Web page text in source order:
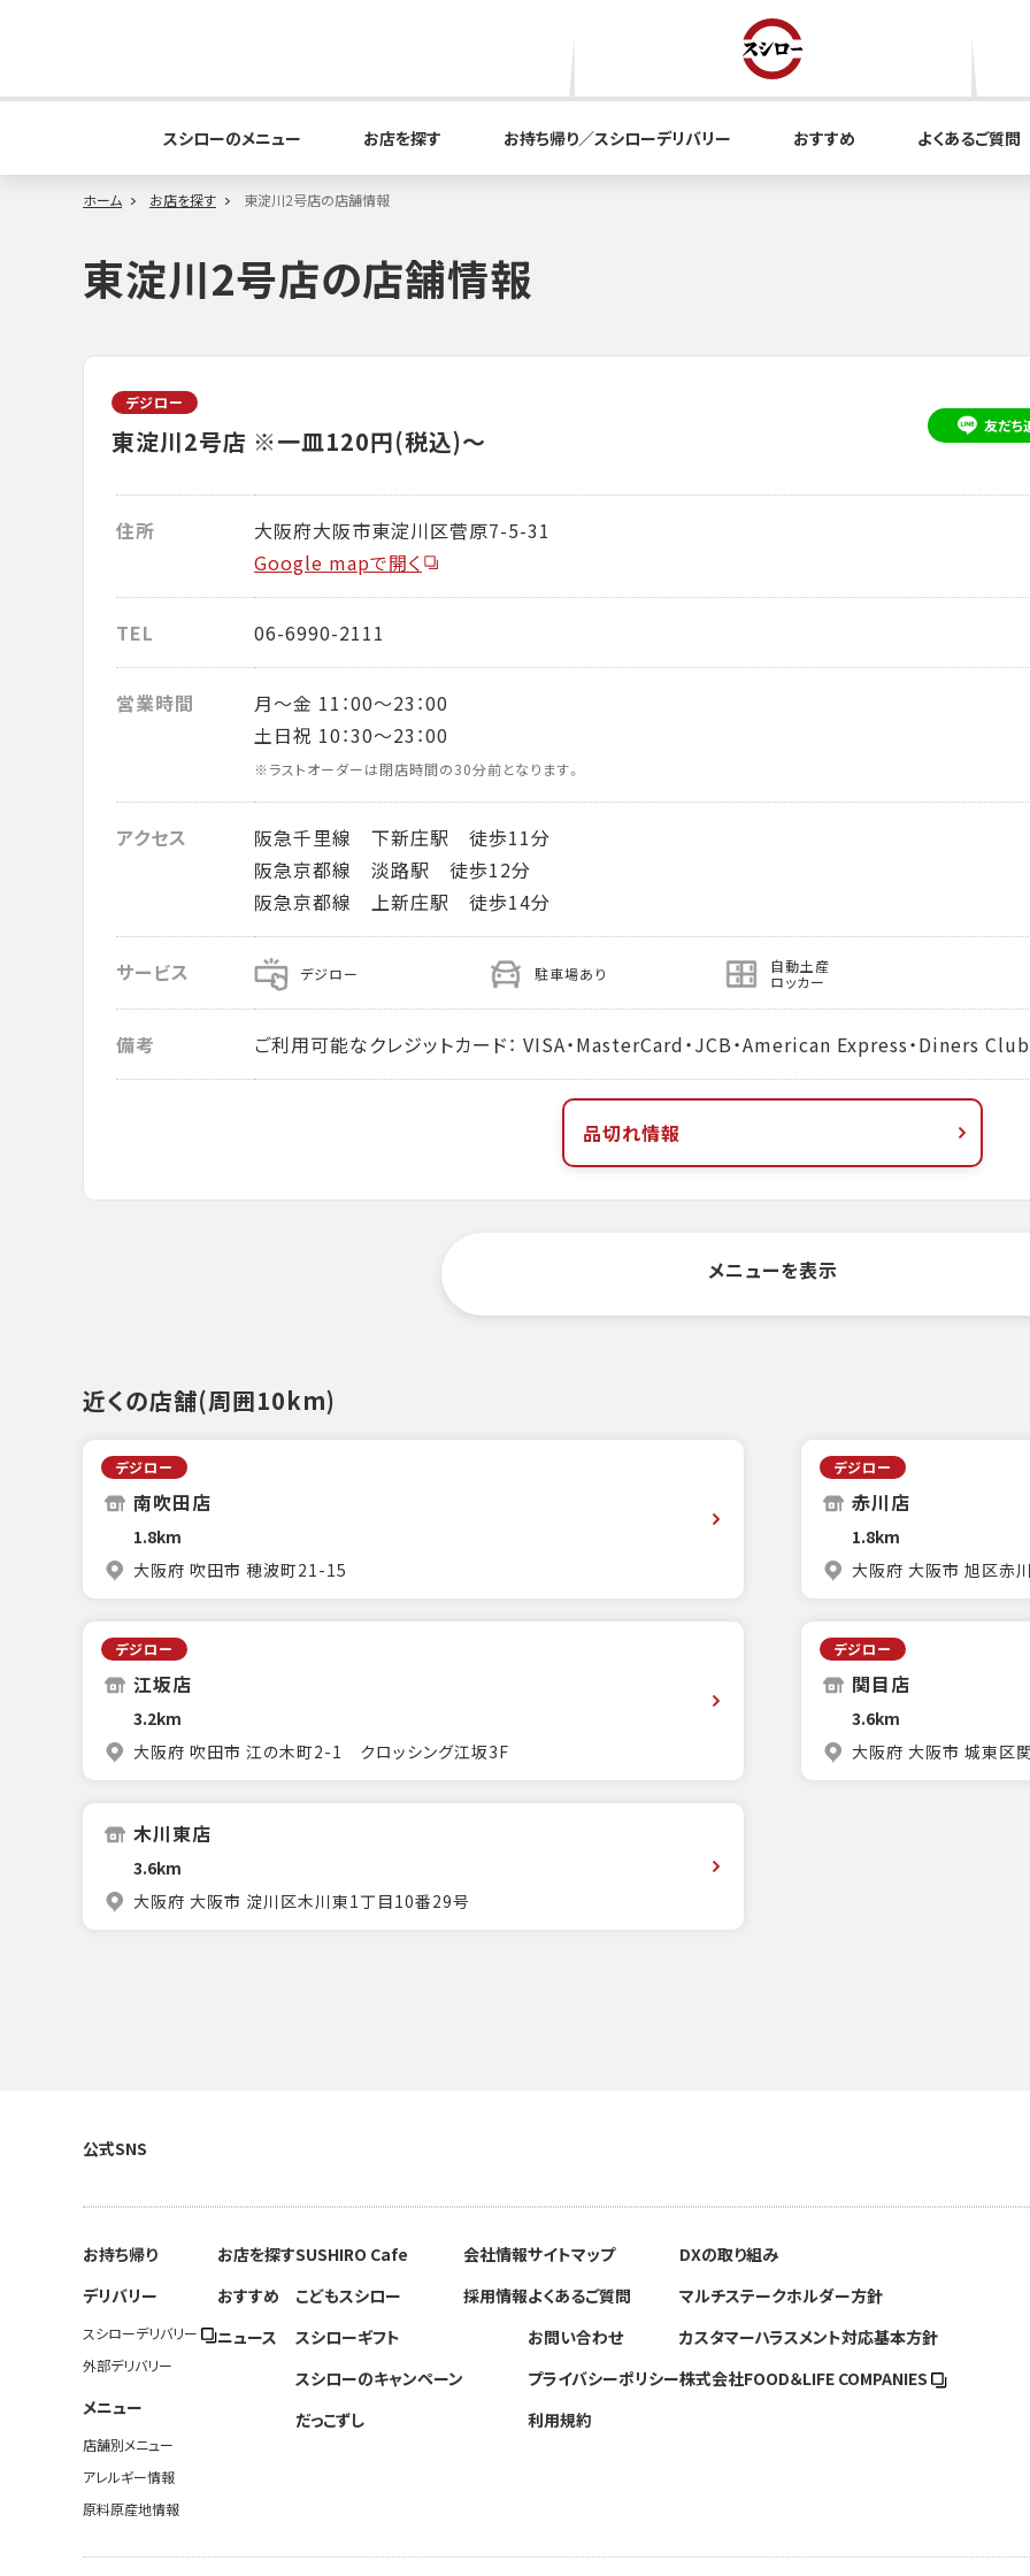
スシローのメニュー お店を探す お持ち帰り／スシローデリバリー おすすめ よくあるご質問
ホーム お店を探す 東淀川2号店の店舗情報
東淀川2号店の店舗情報
デジロー
東淀川2号店 ※一皿120円(税込)～ 友だち
住所
大阪府大阪市東淀川区菅原7-5-31
Google mapで開く
TEL 06-6990-2111
営業時間
月～金 11：00～23：00
土日祝 10：30～23：00
※ラストオーダーは閉店時間の30分前となります。
アクセス
阪急千里線 下新庄駅 徒歩11分
阪急京都線 淡路駅 徒歩12分
阪急京都線 上新庄駅 徒歩14分
サービス デジロー 駐車場あり 自動土産
ロッカー
備考 ご利用可能なクレジットカード： VISA・MasterCard・JCB・American Express・Diners Club
品切れ情報
メニューを表示
近くの店舗(周囲10km)
デジロー
南吹田店
1.8km
大阪府 吹田市 穂波町21-15
デジロー
赤川店
1.8km
大阪府 大阪市 旭区赤
デジロー
江坂店
3.2km
大阪府 吹田市 江の木町2-1 クロッシング江坂3F
デジロー
関目店
3.6km
大阪府 大阪市 城東区
木川東店
3.6km
大阪府 大阪市 淀川区木川東1丁目10番29号
公式SNS
お持ち帰り
デリバリー
スシローデリバリー
外部デリバリー
メニュー
店舗別メニュー
アレルギー情報
原料原産地情報
お店を探す
おすすめ
ニュース
SUSHIRO Cafe
こどもスシロー
スシローギフト
スシローのキャンペーン
だっこずし
会社情報
採用情報
サイトマップ
よくあるご質問
お問い合わせ
プライバシーポリシー
利用規約
DXの取り組み
マルチステークホルダー方針
カスタマーハラスメント対応基本方針
株式会社FOOD＆LIFE COMPANIES